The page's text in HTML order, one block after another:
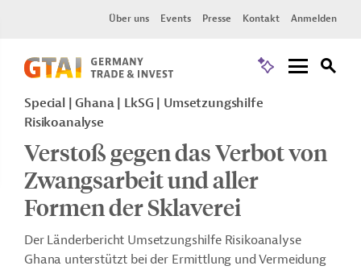
Über uns Events Presse Kontakt Anmelden
Special | Ghana | LkSG | Umsetzungshilfe
Risikoanalyse
Verstoß gegen das Verbot von
Zwangsarbeit und aller
Formen der Sklaverei
Der Länderbericht Umsetzungshilfe Risikoanalyse
Ghana unterstützt bei der Ermittlung und Vermeidung